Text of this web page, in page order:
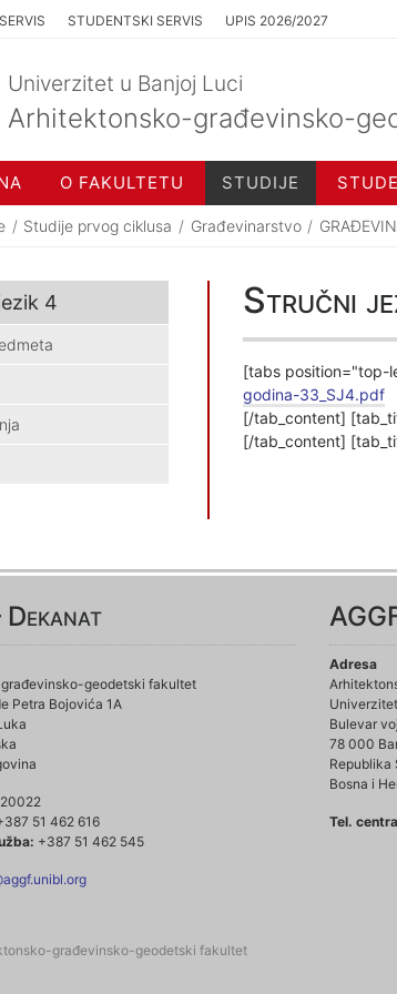
STUDENTSKI SERVIS UPIS 2026/2027
Univerzitet u Banjoj Luci
Arhitektonsko-građevinsko-
O FAKULTETU STUDIJE
Studije prvog ciklusa Građevinarstvo
4 Stručni
[tabs position="top-
godina-33_SJ4.pdf
[/tab_content]
[/tab_content]
Dekanat
geodetski fakultet
Petra Bojovića 1A
51 462 616
+387 51 462 545
Adresa
Bulevar
78 000
Republika
Bosna i
Tel.
građevinsko-geodetski fakultet